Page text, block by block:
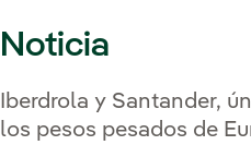
Noticia
Iberdrola y Santander,
los pesos pesados de